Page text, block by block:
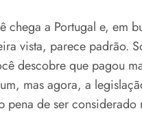
chega a Portugal e, em
vista, parece padrão.
descobre que pagou
mas agora, a
pena de ser considerado